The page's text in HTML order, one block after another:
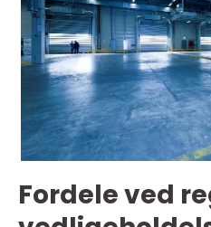
Fordele ved